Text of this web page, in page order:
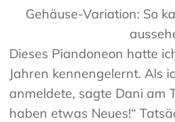
Gehäuse-Variation: So
Dieses Piandoneon hatte
Jahren kennengelernt. Als
anmeldete, sagte Dani am
haben etwas Neues!“